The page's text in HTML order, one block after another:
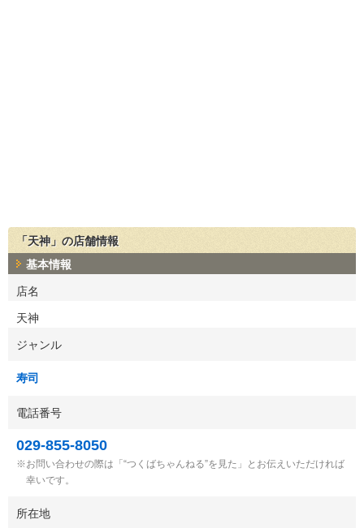
「天神」の店舗情報
基本情報
店名
天神
ジャンル
寿司
電話番号
029-855-8050
お問い合わせの際は「“つくばちゃんねる”を見た」とお伝えいただければ
幸いです。
所在地